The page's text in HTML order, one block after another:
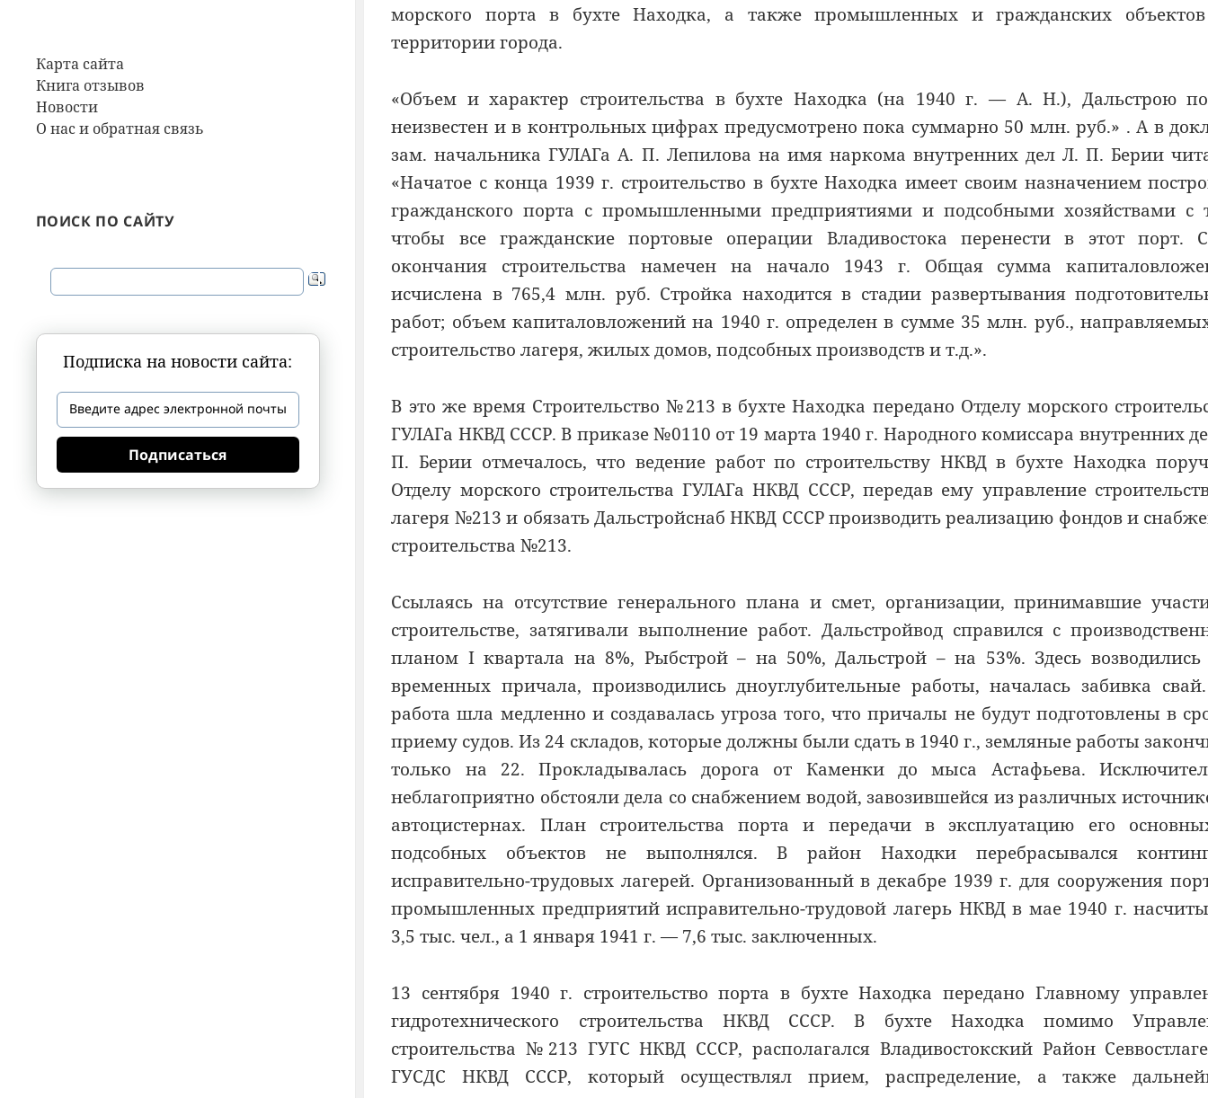
Карта сайта
Книга отзывов
Новости
О нас и обратная связь
ПОИСК ПО САЙТУ
Подписка на новости сайта:
Подписаться
морского порта в бухте Находка, а также промышленных и гражданских
территории города.
«Объем и характер строительства в бухте Находка (на 1940 г. — А. Н.), Дальстрою
неизвестен и в контрольных цифрах предусмотрено пока суммарно 50 млн. руб.» . А в
зам. начальника ГУЛАГа А. П. Лепилова на имя наркома внутренних дел Л. П. Берии
«Начатое с конца 1939 г. строительство в бухте Находка имеет своим назначением
гражданского порта с промышленными предприятиями и подсобными хозяйствами с
чтобы все гражданские портовые операции Владивостока перенести в этот порт.
окончания строительства намечен на начало 1943 г. Общая сумма
исчислена в 765,4 млн. руб. Стройка находится в стадии развертывания
работ; объем капиталовложений на 1940 г. определен в сумме 35 млн. руб.,
строительство лагеря, жилых домов, подсобных производств и т.д.».
В это же время Строительство №213 в бухте Находка передано Отделу морского
ГУЛАГа НКВД СССР. В приказе №0110 от 19 марта 1940 г. Народного комиссара внутренних
П. Берии отмечалось, что ведение работ по строительству НКВД в бухте Находка
Отделу морского строительства ГУЛАГа НКВД СССР, передав ему управление
лагеря №213 и обязать Дальстройснаб НКВД СССР производить реализацию фондов и
строительства №213.
Ссылаясь на отсутствие генерального плана и смет, организации, принимавшие
строительстве, затягивали выполнение работ. Дальстройвод справился с
планом I квартала на 8%, Рыбстрой – на 50%, Дальстрой – на 53%. Здесь возводились
временных причала, производились дноуглубительные работы, началась забивка
работа шла медленно и создавалась угроза того, что причалы не будут подготовлены в
приему судов. Из 24 складов, которые должны были сдать в 1940 г., земляные работы
только на 22. Прокладывалась дорога от Каменки до мыса Астафьева.
неблагоприятно обстояли дела со снабжением водой, завозившейся из различных
автоцистернах. План строительства порта и передачи в эксплуатацию его
подсобных объектов не выполнялся. В район Находки перебрасывался
исправительно-трудовых лагерей. Организованный в декабре 1939 г. для сооружения
промышленных предприятий исправительно-трудовой лагерь НКВД в мае 1940 г.
3,5 тыс. чел., а 1 января 1941 г. — 7,6 тыс. заключенных.
13 сентября 1940 г. строительство порта в бухте Находка передано Главному
гидротехнического строительства НКВД СССР. В бухте Находка помимо
строительства №213 ГУГС НКВД СССР, располагался Владивостокский Район
ГУСДС НКВД СССР, который осуществлял прием, распределение, а также